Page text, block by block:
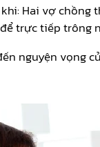
Hai vợ
trực tiếp trông
nguyện vọng